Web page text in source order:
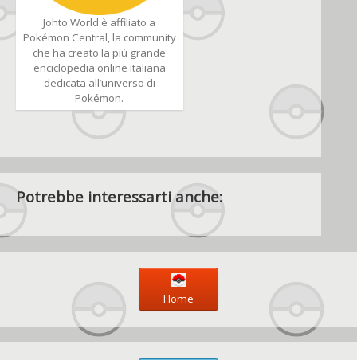
Johto World è affiliato a
Pokémon Central, la community
che ha creato la più grande
enciclopedia online italiana
dedicata all’universo di
Pokémon.
Potrebbe interessarti anche:
Home